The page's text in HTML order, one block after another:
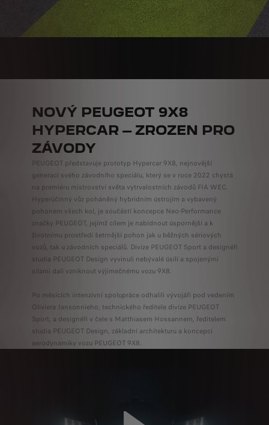
NOVÝ PEUGEOT 9X8
HYPERCAR – ZROZEN PRO
ZÁVODY
PEUGEOT představuje prototyp Hypercar 9X8, nejnovější
generaci svého závodního speciálu, který se v roce 2022 chystá
na premiéru mistrovství světa vytrvalostních závodů FIA WEC.
Hyperúčinný vůz poháněný hybridním ústrojím a vybavený
pohonem všech kol, je součástí koncepce Neo-Performance
značky PEUGEOT, jejímž cílem je nabídnout úspornější a k
životnímu prostředí šetrnější pohon jak u běžných sériových
vozů, tak u závodních speciálů. Divize PEUGEOT Sport a designéři
studia PEUGEOT Design vyvinuli nebývalé úsilí a spojenými
silami dali vzniknout výjimečnému vozu 9X8.
Po měsících intenzivní spolupráce odhalili vývojáři pod vedením
Oliviera Jansonnieho, technického ředitele divize PEUGEOT
Sport, a designéři v čele s Matthiasem Hossannem, ředitelem
studia PEUGEOT Design, základní architekturu a koncepci
aerodynamiky vozu PEUGEOT 9X8.